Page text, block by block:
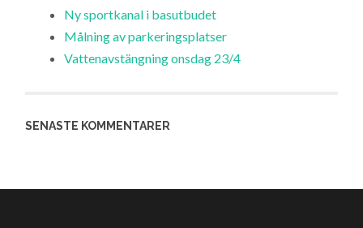
Ny sportkanal i basutbudet
Målning av parkeringsplatser
Vattenavstängning onsdag 23/4
SENASTE KOMMENTARER